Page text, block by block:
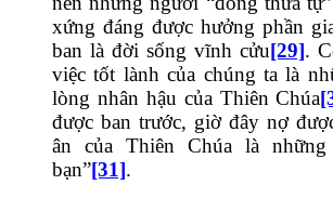
xứng đáng được hưởng phần
ban là đời sống vĩnh cửu[29].
việc tốt lành của chúng ta là
lòng nhân hậu của Thiên Chúa
được ban trước, giờ đây nợ
ân của Thiên Chúa là
bạn”[31].